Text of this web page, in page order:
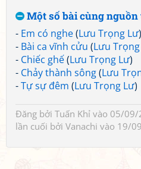
Một số bài cùng
- Em có nghe(Lưu Trọng Lư)
- Bài ca vĩnh cửu (Lưu
- Chiếc ghế(Lưu Trọng Lư)
- Chảy thành sông(Lưu
-Tự sự đêm (Lưu Trọng Lư)
Đăng bởi Tuấn Khỉ vào 05/09/
lần cuối bởi Vanachi vào 19/